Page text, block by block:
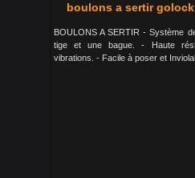
boulons a sertir golock
BOULONS A SERTIR - Système
tige et une bague. - Haute
vibrations. - Facile à poser et